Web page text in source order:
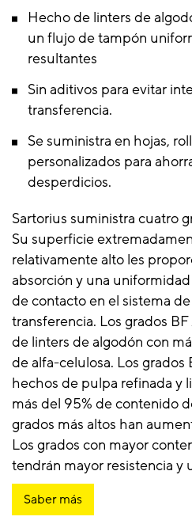
Hecho de linters de
un flujo de tampón
resultantes
Sin aditivos para evitar
transferencia.
Se suministra en hojas,
personalizados para
desperdicios.
Sartorius suministra cuatro
Su superficie
relativamente alto les
absorción y una
de contacto en el sistema
transferencia. Los grados
de linters de algodón con
de alfa-celulosa. Los grados
hechos de pulpa refinada y
más del 95% de contenido
grados más altos han
Los grados con mayor
tendrán mayor resistencia y
Saber más